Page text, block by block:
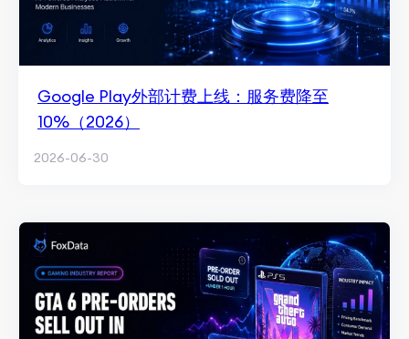
Google Play外部计费上线：服务费降至
10%（2026）
2026-06-30